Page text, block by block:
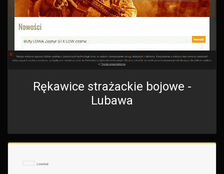
Rękawice strażackie bojowe -
Lubawa